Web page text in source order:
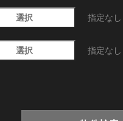
選択 指定なし
選択 指定なし